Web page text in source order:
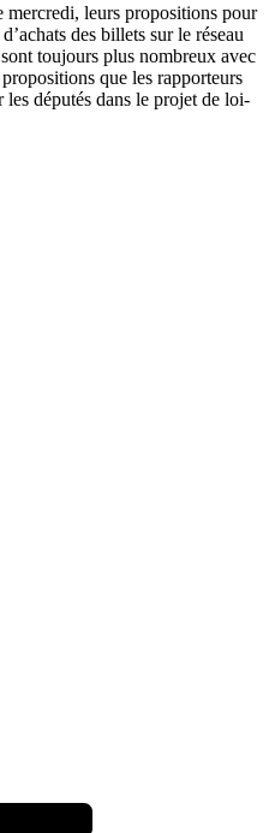
mercredi, leurs propositions pour
des billets sur le réseau
toujours plus nombreux avec
que les rapporteurs
députés dans le projet de loi-